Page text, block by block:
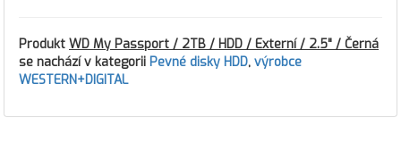
Produkt WD My Passport / 2TB / HDD / Externí / 2.5" / Černá
se nachází v kategorii Pevné disky HDD, výrobce
WESTERN+DIGITAL